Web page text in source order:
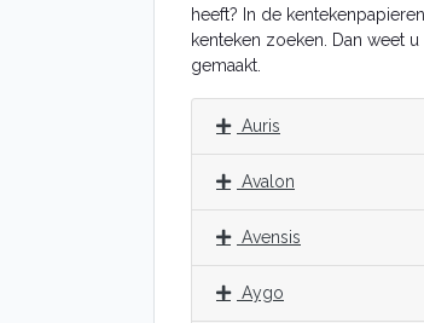
heeft? In de
kenteken zoeken. Dan weet
gemaakt.
Auris
Avalon
Avensis
Aygo